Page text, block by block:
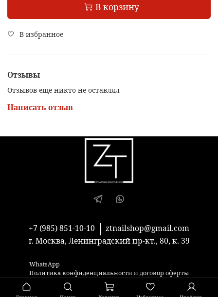
В корзину
В избранное
Отзывы
Отзывов еще никто не оставлял
Написать отзыв
+7 (985) 851-10-10
ztnailshop@gmail.com
г. Москва, Ленинградский пр-кт., 80, к. 39
WhatsApp
Политика конфиденциальности и договор оферты